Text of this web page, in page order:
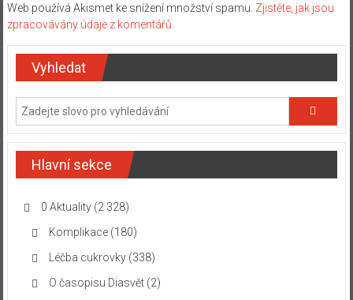
Web používá Akismet ke snížení množství spamu. Zjistěte, jak jsou
zpracovávány údaje z komentářů.
Vyhledat
Hlavní sekce
0 Aktuality(2 328)
Komplikace(180)
Léčba cukrovky(338)
O časopisu Diasvět(2)